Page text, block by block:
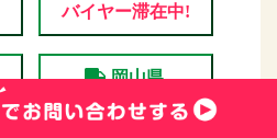
バイヤー滞在中!
岡山県
バイヤー滞在中!